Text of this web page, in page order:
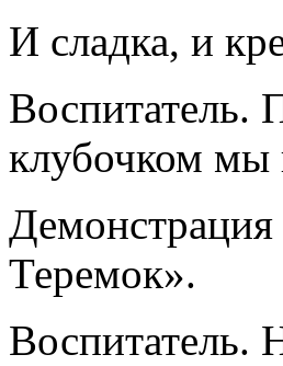
И сладка, и
Воспитатель.
клубочком мы
Теремок».
Воспитатель.